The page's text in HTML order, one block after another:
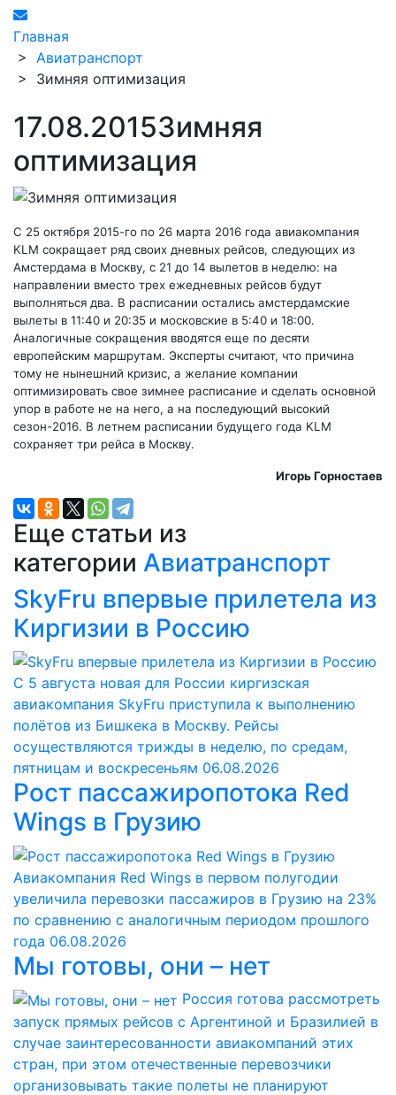
Главная
> Авиатранспорт
> Зимняя оптимизация
17.08.2015Зимняя
оптимизация
С 25 октября 2015-го по 26 марта 2016 года авиакомпания
KLM сокращает ряд своих дневных рейсов, следующих из
Амстердама в Москву, с 21 до 14 вылетов в неделю: на
направлении вместо трех ежедневных рейсов будут
выполняться два. В расписании остались амстердамские
вылеты в 11:40 и 20:35 и московские в 5:40 и 18:00.
Аналогичные сокращения вводятся еще по десяти
европейским маршрутам. Эксперты считают, что причина
тому не нынешний кризис, а желание компании
оптимизировать свое зимнее расписание и сделать основной
упор в работе не на него, а на последующий высокий
сезон-2016. В летнем расписании будущего года KLM
сохраняет три рейса в Москву.
Игорь Горностаев
Еще статьи из
категории Авиатранспорт
SkyFru впервые прилетела из
Киргизии в Россию
С 5 августа новая для России киргизская
авиакомпания SkyFru приступила к выполнению
полётов из Бишкека в Москву. Рейсы
осуществляются трижды в неделю, по средам,
пятницам и воскресеньям 06.08.2026
Рост пассажиропотока Red
Wings в Грузию
Авиакомпания Red Wings в первом полугодии
увеличила перевозки пассажиров в Грузию на 23%
по сравнению с аналогичным периодом прошлого
года 06.08.2026
Мы готовы, они – нет
Россия готова рассмотреть
запуск прямых рейсов с Аргентиной и Бразилией в
случае заинтересованности авиакомпаний этих
стран, при этом отечественные перевозчики
организовывать такие полеты не планируют